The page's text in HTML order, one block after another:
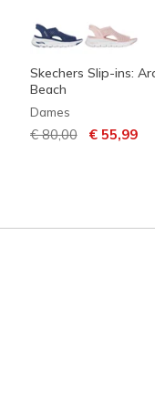
Skechers Slip-ins:
Beach
Dames
Prijs verlaagd van
€ 80,00naar
€ 55,99